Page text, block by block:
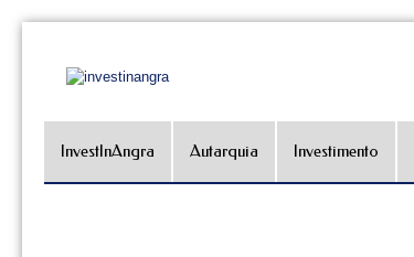
InvestInAngra Autarquia Investimento